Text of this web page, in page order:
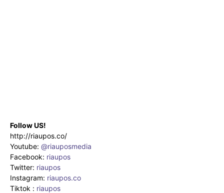
Follow US!
http://riaupos.co/
Youtube: @riauposmedia
Facebook: riaupos
Twitter: riaupos
Instagram: riaupos.co
Tiktok : riaupos